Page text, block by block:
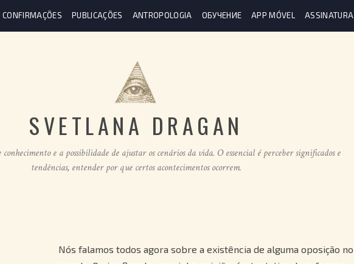
CONFIRMAÇÕES PUBLICAÇÕES ANTROPOLOGIA ОБУЧЕНИЕ APP MÓVEL ASSINATURA
SVETLANA DRAGAN
e a possibilidade de ajustar os cenários da vida. O essencial é perceber significados e
tendências, entender por que certos acontecimentos ocorrem.
Nós falamos todos agora sobre a existência de alguma oposição no